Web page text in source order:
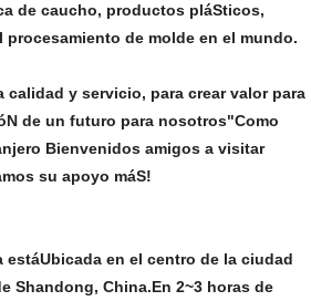
de caucho, productos pláSticos,
de molde en el mundo.
calidad y servicio, para crear valor para
de un futuro para nosotros"Como
Bienvenidos amigos a visitar
su apoyo máS!
estáUbicada en el centro de la ciudad
Shandong, China.En 2~3 horas de